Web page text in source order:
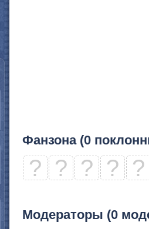
Фанзона (0
? ? ? ? ?
Модераторы (0